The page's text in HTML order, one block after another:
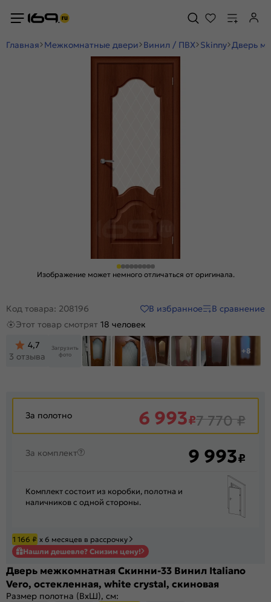
Главная Межкомнатные двери Винил / ПВХ Skinny Дверь
Изображение может немного отличаться от оригинала.
Код товара: 208196 В избранное
В сравнение
Этот товар смотрят 18 человек
4,7
3 отзыва
Загрузить
фото
+8
За полотно 6 993₽7 770₽
За комплект 9 993₽
Комплект состоит из коробки, полотна и
наличников с одной стороны.
1 166 ₽ х 6 месяцев в рассрочку
Нашли дешевле? Снизим цену!
Дверь межкомнатная Скинни-33 Винил Italiano
Vero, остекленная, white сrystal, скиновая
Размер полотна (ВхШ), см: